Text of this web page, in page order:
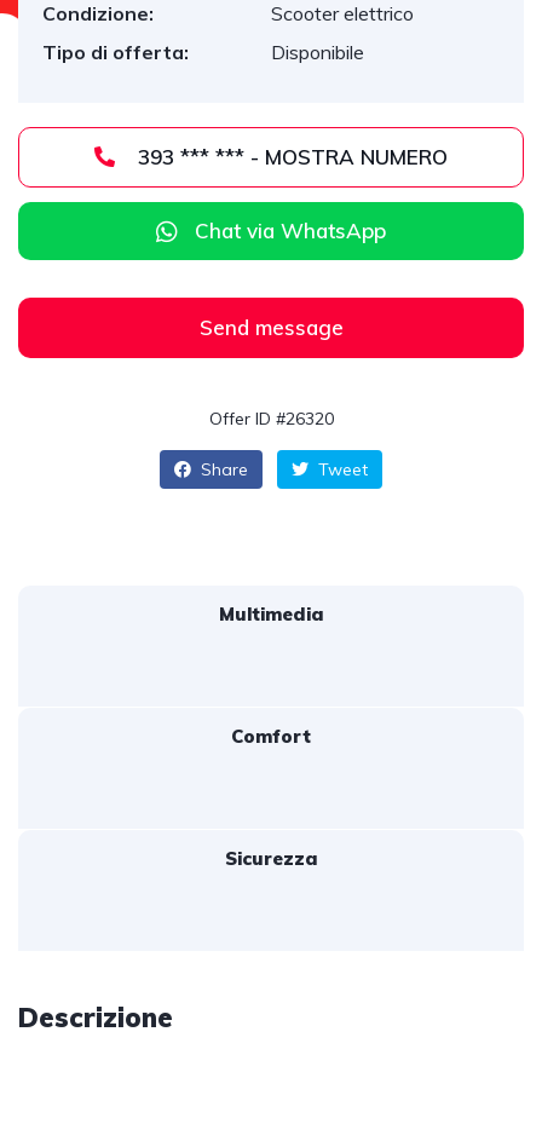
Condizione:
Scooter elettrico
Tipo di offerta:
Disponibile
393 *** *** - MOSTRA NUMERO
Chat via WhatsApp
Send message
Offer ID #26320
Share Tweet
Multimedia
Comfort
Sicurezza
Descrizione